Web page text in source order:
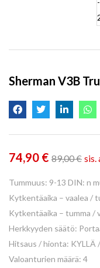
Sherman V3B
74,90 € 89,00€ sis.
Tummuus: 9-13 DIN: n
Kytkentäaika – vaalea /
Kytkentäaika – tumma /
Herkkyyden säätö:
Hitsaus / hionta: KYLLÄ
Valoanturien määrä: 4